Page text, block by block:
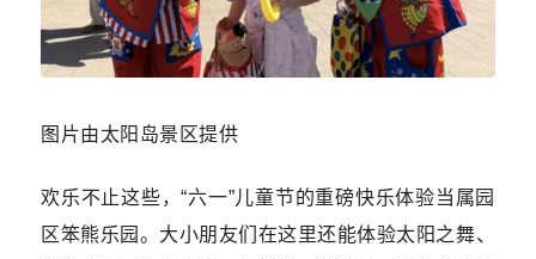
图片由太阳岛景区提供
欢乐不止这些，“六一”儿童节的重磅快乐体验当属园
区笨熊乐园。大小朋友们在这里还能体验太阳之舞、